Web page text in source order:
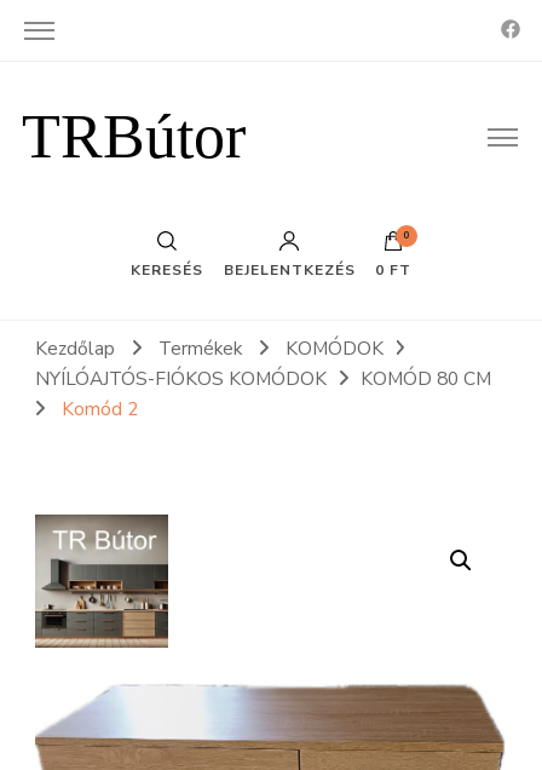
TRBútor
KERESÉS BEJELENTKEZÉS
0
0 FT
Kezdőlap Termékek
KOMÓDOK
NYÍLÓAJTÓS-FIÓKOS KOMÓDOK
KOMÓD 80 CM
Komód 2